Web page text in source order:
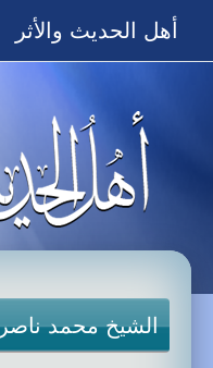
أهل الحديث والأثر
الشيخ محمد ناصر